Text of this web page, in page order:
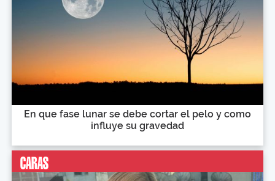
En que fase lunar se debe cortar el pelo y como
influye su gravedad